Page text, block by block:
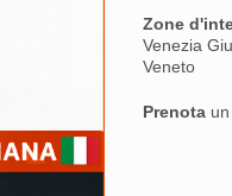
Zone
Venezia
Veneto
Prenota un